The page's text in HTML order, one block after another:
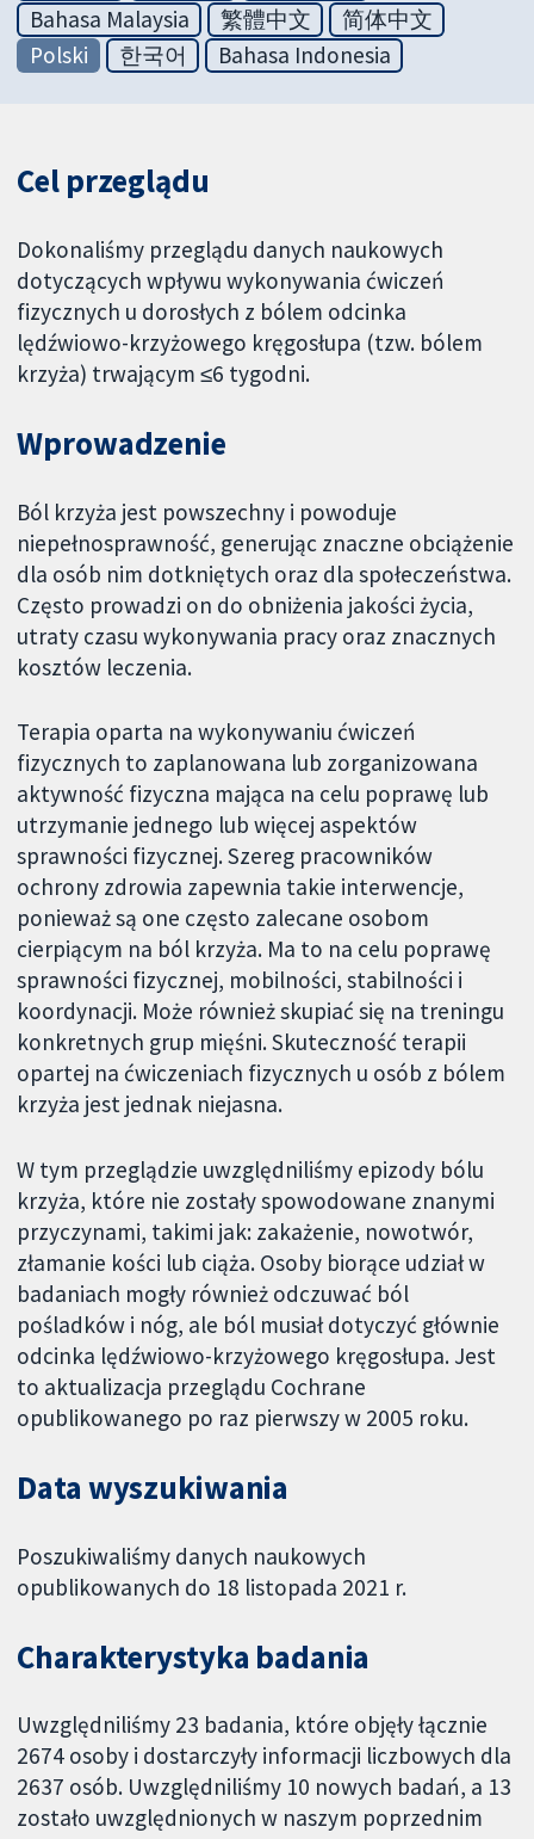
Bahasa Malaysia
繁體中文
简体中文
Polski
한국어 Bahasa Indonesia
Cel przeglądu
Dokonaliśmy przeglądu danych naukowych
dotyczących wpływu wykonywania ćwiczeń
fizycznych u dorosłych z bólem odcinka
lędźwiowo-krzyżowego kręgosłupa (tzw. bólem
krzyża) trwającym ≤6 tygodni.
Wprowadzenie
Ból krzyża jest powszechny i powoduje
niepełnosprawność, generując znaczne obciążenie
dla osób nim dotkniętych oraz dla społeczeństwa.
Często prowadzi on do obniżenia jakości życia,
utraty czasu wykonywania pracy oraz znacznych
kosztów leczenia.
Terapia oparta na wykonywaniu ćwiczeń
fizycznych to zaplanowana lub zorganizowana
aktywność fizyczna mająca na celu poprawę lub
utrzymanie jednego lub więcej aspektów
sprawności fizycznej. Szereg pracowników
ochrony zdrowia zapewnia takie interwencje,
ponieważ są one często zalecane osobom
cierpiącym na ból krzyża. Ma to na celu poprawę
sprawności fizycznej, mobilności, stabilności i
koordynacji. Może również skupiać się na treningu
konkretnych grup mięśni. Skuteczność terapii
opartej na ćwiczeniach fizycznych u osób z bólem
krzyża jest jednak niejasna.
W tym przeglądzie uwzględniliśmy epizody bólu
krzyża, które nie zostały spowodowane znanymi
przyczynami, takimi jak: zakażenie, nowotwór,
złamanie kości lub ciąża. Osoby biorące udział w
badaniach mogły również odczuwać ból
pośladków i nóg, ale ból musiał dotyczyć głównie
odcinka lędźwiowo-krzyżowego kręgosłupa. Jest
to aktualizacja przeglądu Cochrane
opublikowanego po raz pierwszy w 2005 roku.
Data wyszukiwania
Poszukiwaliśmy danych naukowych
opublikowanych do 18 listopada 2021 r.
Charakterystyka badania
Uwzględniliśmy 23 badania, które objęły łącznie
2674 osoby i dostarczyły informacji liczbowych dla
2637 osób. Uwzględniliśmy 10 nowych badań, a 13
zostało uwzględnionych w naszym poprzednim